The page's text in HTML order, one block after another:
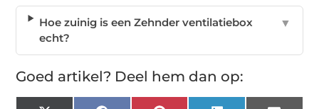
Hoe zuinig is een Zehnder ventilatiebox
echt?
▼
Goed artikel? Deel hem dan op: